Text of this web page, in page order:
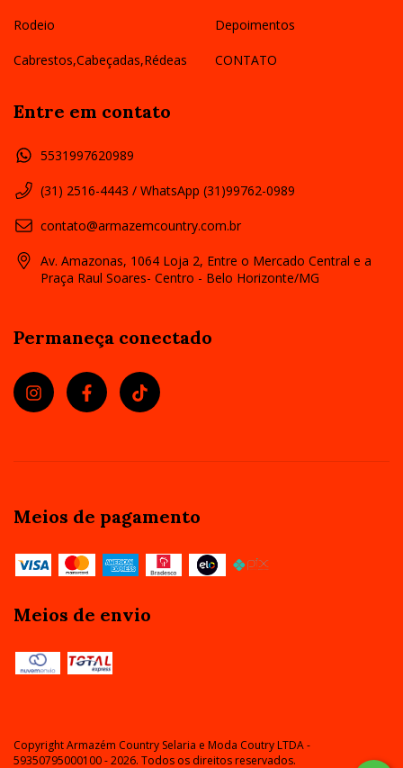
Rodeio
Cabrestos,Cabeçadas,Rédeas
Depoimentos
CONTATO
Entre em contato
5531997620989
(31) 2516-4443 / WhatsApp (31)99762-0989
contato@armazemcountry.com.br
Av. Amazonas, 1064 Loja 2, Entre o Mercado Central e a
Praça Raul Soares- Centro - Belo Horizonte/MG
Permaneça conectado
Meios de pagamento
Meios de envio
Copyright Armazém Country Selaria e Moda Coutry LTDA -
59350795000100 - 2026. Todos os direitos reservados.